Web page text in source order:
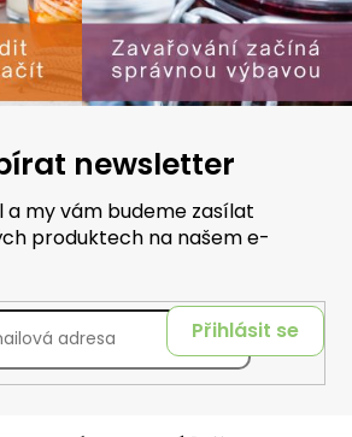
newsletter
a my vám budeme zasílat
produktech na našem e-
Přihlásit se